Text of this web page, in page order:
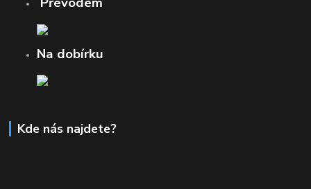
Na dobírku
Kde nás najdete?